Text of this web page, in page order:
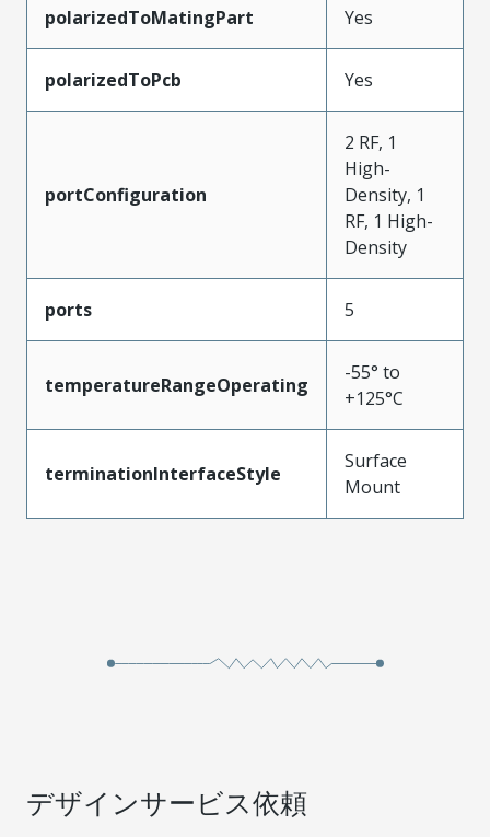
polarizedToMatingPart Yes
polarizedToPcb Yes
portConfiguration
2 RF, 1
High-
Density, 1
RF, 1 High-
Density
ports 5
temperatureRangeOperating
-55° to
+125°C
terminationInterfaceStyle
Surface
Mount
デザインサービス依頼